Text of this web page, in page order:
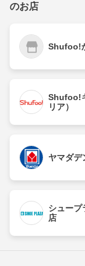
のお店
Shufoo!
Shufoo!
リア）
ヤマダデ
シュープ
店